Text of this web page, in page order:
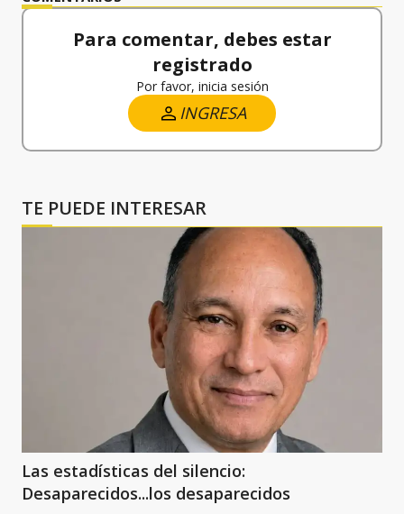
Para comentar, debes estar
registrado
Por favor, inicia sesión
INGRESA
TE PUEDE INTERESAR
Las estadísticas del silencio:
Desaparecidos...los desaparecidos